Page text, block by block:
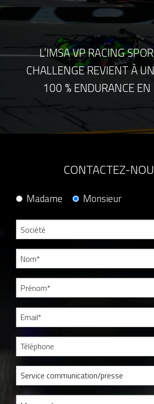
L’IMSA VP RACING
CHALLENGE REVIENT À
100 % ENDURANCE
CONTACTEZ-
Madame Monsieur